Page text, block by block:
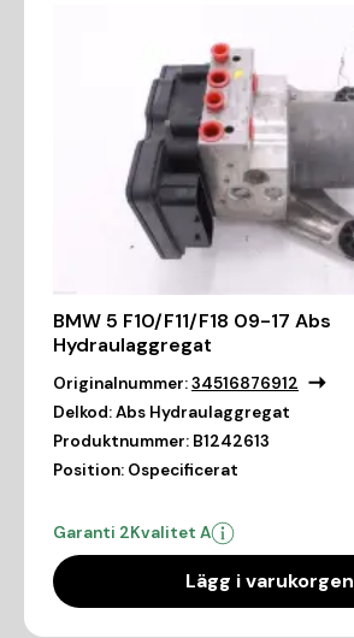
BMW 5 F10/F11/F18 09-17 Abs
Hydraulaggregat
Originalnummer:34516876912
Delkod:Abs Hydraulaggregat
Produktnummer: B1242613
Position: Ospecificerat
Garanti 2Kvalitet A
Lägg i varukorgen